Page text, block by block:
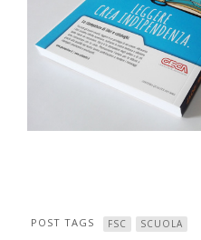
POST TAGS FSC SCUOLA